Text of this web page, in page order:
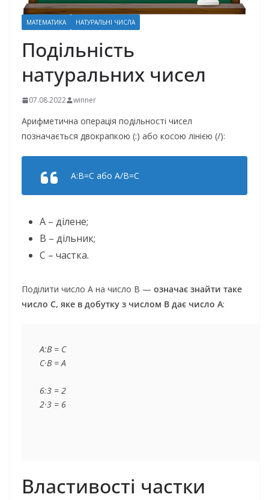
МАТЕМАТИКА НАТУРАЛЬНІ ЧИСЛА
Подільність
натуральних чисел
07.08.2022 winner
Арифметична операція подільності чисел
позначається двокрапкою (:) або косою лінією (/):
А:B=C або A/B=C
А – ділене;
В – дільник;
С – частка.
Поділити число А на число В — означає знайти таке
число С, яке в добутку з числом В дає число А:
А:B = C
С·В = А
6:3 = 2
Властивості частки